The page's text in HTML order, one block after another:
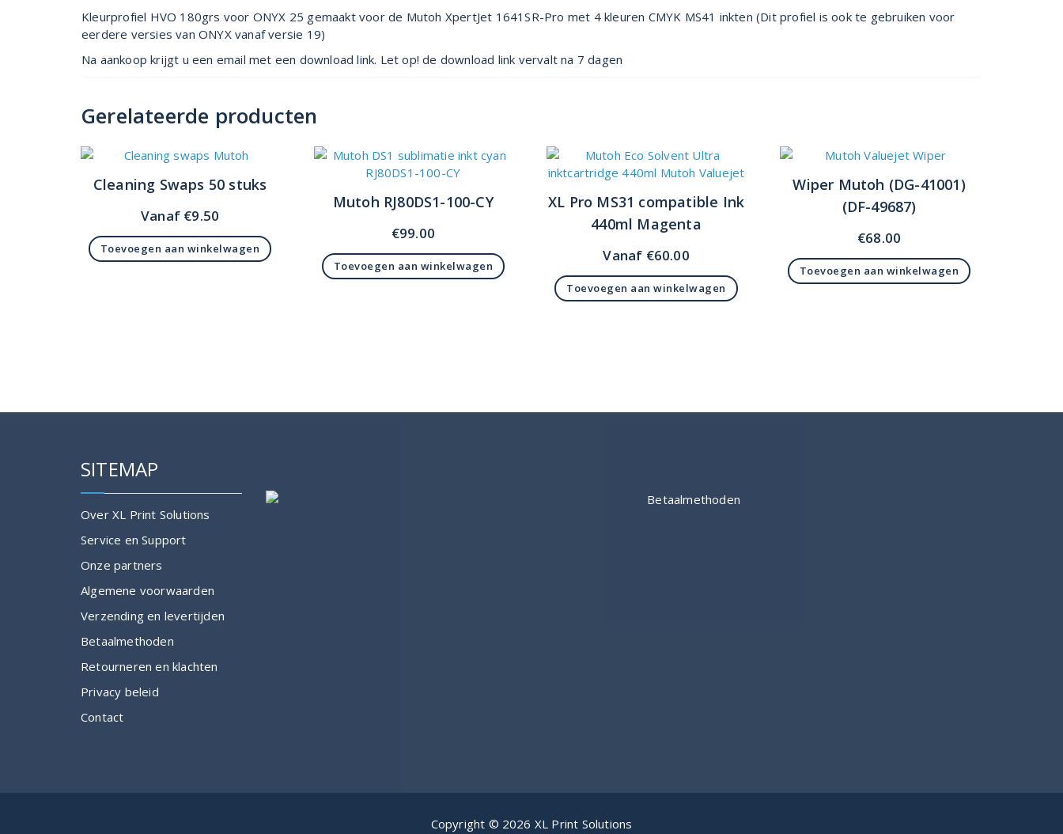
Kleurprofiel HVO 180grs voor ONYX 25 gemaakt voor de Mutoh XpertJet 1641SR-Pro met 4 kleuren CMYK MS41 inkten (Dit profiel is ook te gebruiken voor
eerdere versies van ONYX vanaf versie 19)
Na aankoop krijgt u een email met een download link. Let op! de download link vervalt na 7 dagen
Gerelateerde producten
Cleaning Swaps 50 stuks
Vanaf €9.50
Toevoegen aan winkelwagen
Mutoh RJ80DS1-100-CY
€99.00
Toevoegen aan winkelwagen
XL Pro MS31 compatible Ink
440ml Magenta
Vanaf €60.00
Toevoegen aan winkelwagen
Wiper Mutoh (DG-41001)
(DF-49687)
€68.00
Toevoegen aan winkelwagen
SITEMAP
Over XL Print Solutions
Service en Support
Onze partners
Algemene voorwaarden
Verzending en levertijden
Betaalmethoden
Retourneren en klachten
Privacy beleid
Contact
Copyright © 2026 XL Print Solutions